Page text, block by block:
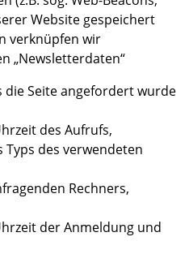
Website gespeichert
verknüpfen wir
„Newsletterdaten“
die Seite angefordert wurde
des Aufrufs,
Typs des verwendeten
Rechners,
der Anmeldung und